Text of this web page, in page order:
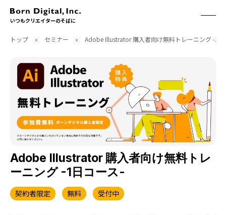
いつもクリエイターのそばに
ABOUT
RECRUIT
クリエイターズID
ACCESS
取扱製品
ソフトウェア
フォント
ハードウェア
ソフトウェアサポート
CGWORLD
月刊誌
別冊
CGWORLD.jp
BOOK
刊行順
ゲーム/CG
トップ » セミナー » Adobe Illustrator 購入者向け無料トレーニング -1日
Adobe Illustrator 購入者向け無料トレ
ーニング -1日コース-
契約者限定 無料 受付中